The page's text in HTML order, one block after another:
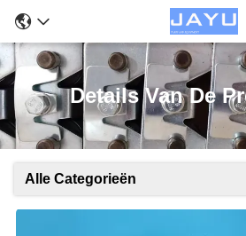
Details Van De
Alle Categorieën